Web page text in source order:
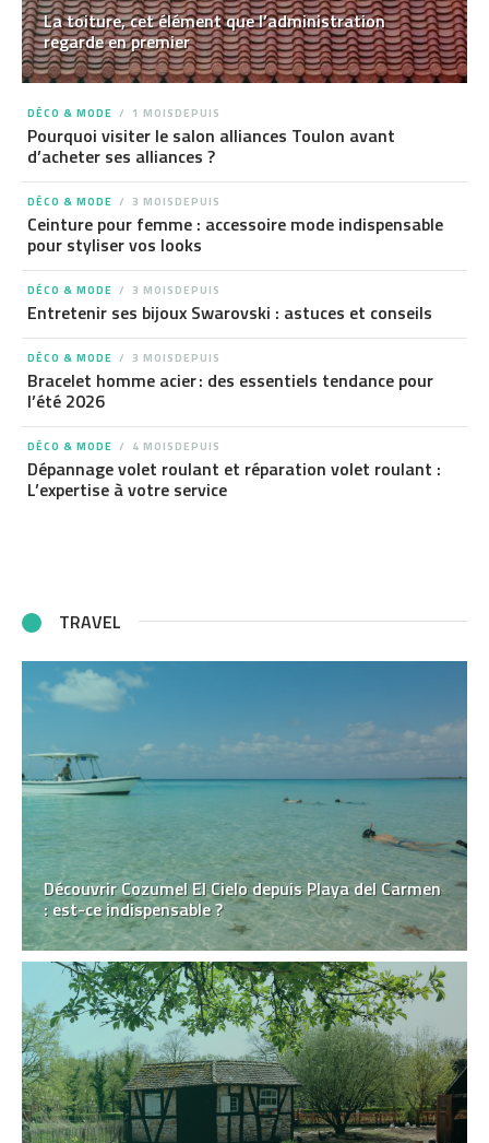
La toiture, cet élément que l’administration
regarde en premier
DÉCO & MODE 1 MOISDEPUIS
Pourquoi visiter le salon alliances Toulon avant
d’acheter ses alliances ?
DÉCO & MODE 3 MOISDEPUIS
Ceinture pour femme : accessoire mode indispensable
pour styliser vos looks
DÉCO & MODE 3 MOISDEPUIS
Entretenir ses bijoux Swarovski : astuces et conseils
DÉCO & MODE 3 MOISDEPUIS
Bracelet homme acier : des essentiels tendance pour
l’été 2026
DÉCO & MODE 4 MOISDEPUIS
Dépannage volet roulant et réparation volet roulant :
L’expertise à votre service
TRAVEL
Découvrir Cozumel El Cielo depuis Playa del Carmen
: est-ce indispensable ?